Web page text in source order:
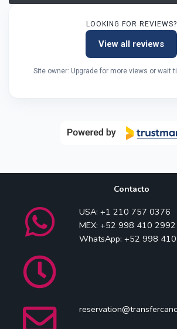
LOOKING FOR REVIEWS?
View all reviews
Site owner: Upgrade for more views or wait
Contacto
USA: +1 210 757 0376
MEX: +52 998 410 2992
WhatsApp: +52 998